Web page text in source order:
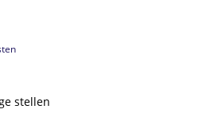
stellen